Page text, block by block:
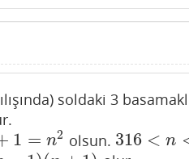
soldaki 3
1 = n2
= n2 olsun. 316 < n
316< n<